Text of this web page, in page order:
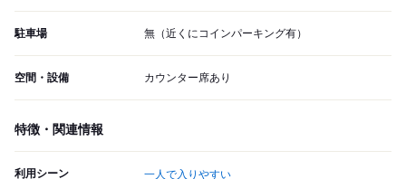
駐車場 無（近くにコインパーキング有）
空間・設備 カウンター席あり
特徴・関連情報
利用シーン 一人で入りやすい